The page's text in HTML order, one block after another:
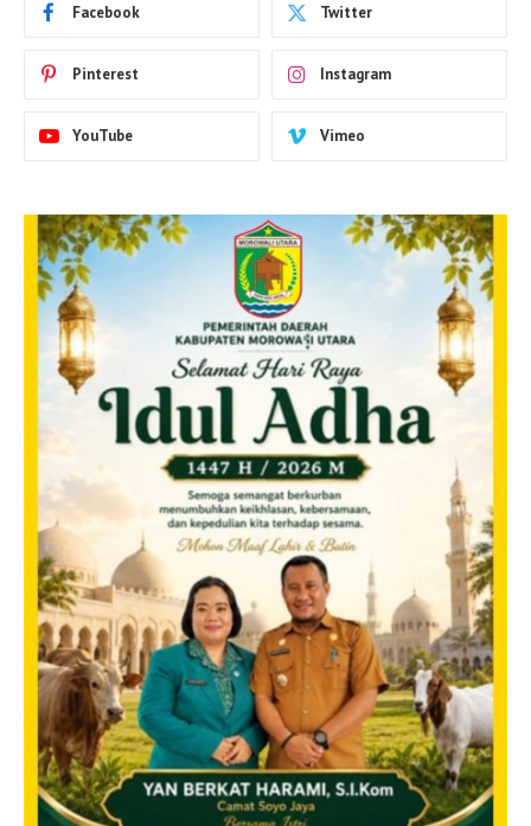
Facebook Twitter
Pinterest Instagram
YouTube Vimeo